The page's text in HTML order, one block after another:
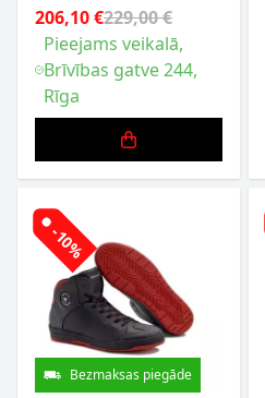
206,10 €229,00 €
Pieejams veikalā,
Brīvības gatve 244,
Rīga
-10%
Bezmaksas piegāde